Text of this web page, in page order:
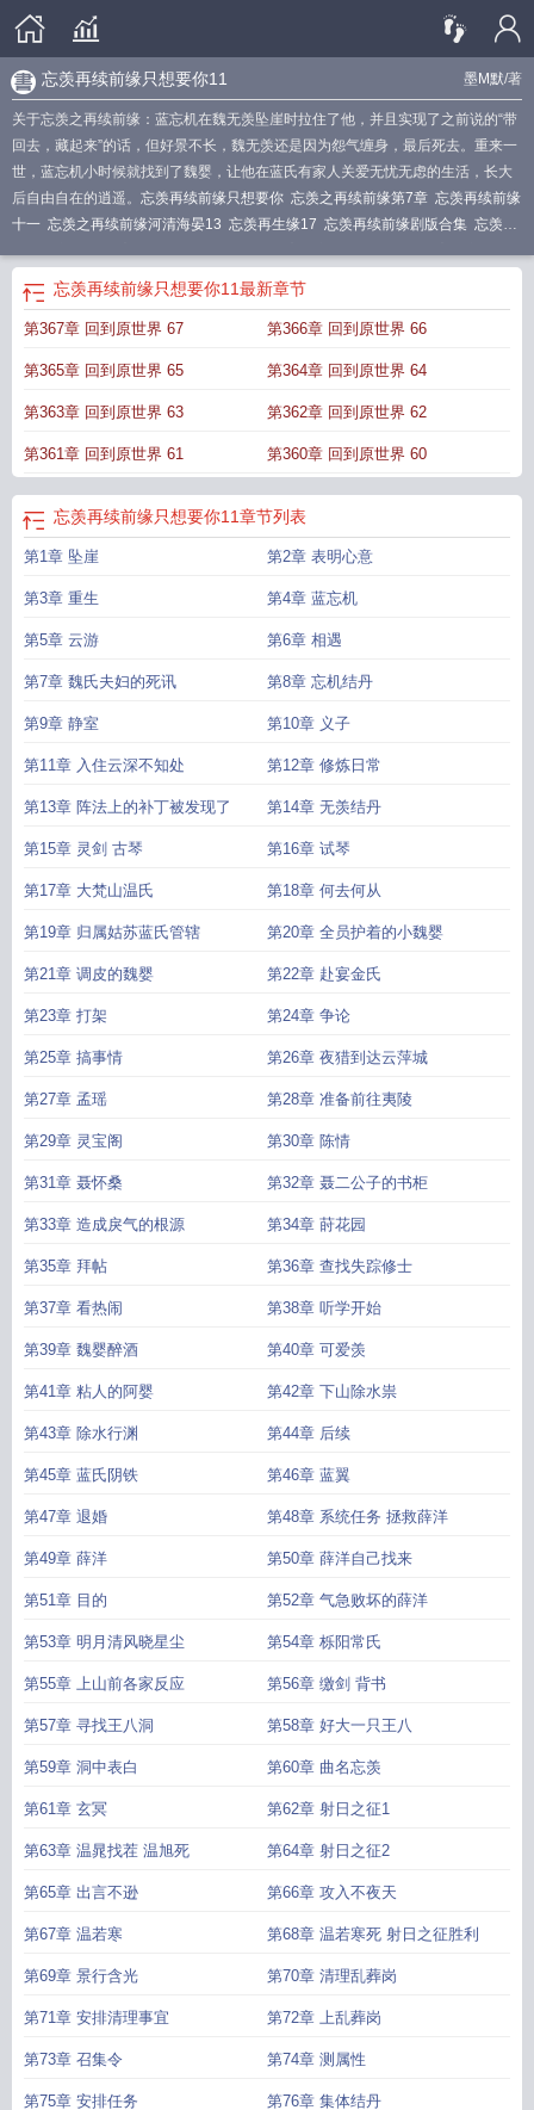
墨M默/著
忘羡再续前缘只想要你11
关于忘羡之再续前缘：蓝忘机在魏无羡坠崖时拉住了他，并且实现了之前说的“带
回去，藏起来”的话，但好景不长，魏无羡还是因为怨气缠身，最后死去。重来一
世，蓝忘机小时候就找到了魏婴，让他在蓝氏有家人关爱无忧无虑的生活，长大
后自由自在的逍遥。 忘羡再续前缘只想要你 忘羡之再续前缘第7章 忘羡再续前缘
十一 忘羡之再续前缘河清海晏13 忘羡再生缘17 忘羡再续前缘剧版合集 忘羡再
缘第十一章
忘羡再续前缘第一章 忘羡再续前缘第37章
81 忘羡现代篇再续前缘完整版
章忘羡之再续前缘版忘羡再续前缘只想要你51忘羡再续前缘之现代篇40
前缘 墨M默忘羡再续前缘版免费观看第二部 忘羡再续前缘5
一章忘羡再续前缘41忘羡再续前缘 忘羡再续前缘版合集忘羡现代再续前缘
你琼楼玉影忘羡之再续前缘第9章 忘羡现代篇之再续前缘1忘羡再续前缘想要的
代篇之再续前21魔道祖师忘羡再续前缘44忘羡文再回首
忘羡再续前缘只想要你11最新章节
第367章 回到原世界 67 第366章 回到原世界 66
第365章 回到原世界 65 第364章 回到原世界 64
第363章 回到原世界 63 第362章 回到原世界 62
第361章 回到原世界 61 第360章 回到原世界 60
忘羡再续前缘只想要你11章节列表
第1章 坠崖 第2章 表明心意
第3章 重生 第4章 蓝忘机
第5章 云游 第6章 相遇
第7章 魏氏夫妇的死讯 第8章 忘机结丹
第9章 静室 第10章 义子
第11章 入住云深不知处 第12章 修炼日常
第13章 阵法上的补丁被发现了 第14章 无羡结丹
第15章 灵剑 古琴 第16章 试琴
第17章 大梵山温氏 第18章 何去何从
第19章 归属姑苏蓝氏管辖 第20章 全员护着的小魏婴
第21章 调皮的魏婴 第22章 赴宴金氏
第23章 打架 第24章 争论
第25章 搞事情 第26章 夜猎到达云萍城
第27章 孟瑶 第28章 准备前往夷陵
第29章 灵宝阁 第30章 陈情
第31章 聂怀桑 第32章 聂二公子的书柜
第33章 造成戾气的根源 第34章 莳花园
第35章 拜帖 第36章 查找失踪修士
第37章 看热闹 第38章 听学开始
第39章 魏婴醉酒 第40章 可爱羡
第41章 粘人的阿婴 第42章 下山除水祟
第43章 除水行渊 第44章 后续
第45章 蓝氏阴铁 第46章 蓝翼
第47章 退婚 第48章 系统任务 拯救薛洋
第49章 薛洋 第50章 薛洋自己找来
第51章 目的 第52章 气急败坏的薛洋
第53章 明月清风晓星尘 第54章 栎阳常氏
第55章 上山前各家反应 第56章 缴剑 背书
第57章 寻找王八洞 第58章 好大一只王八
第59章 洞中表白 第60章 曲名忘羡
第61章 玄冥 第62章 射日之征1
第63章 温晁找茬 温旭死 第64章 射日之征2
第65章 出言不逊 第66章 攻入不夜天
第67章 温若寒 第68章 温若寒死 射日之征胜利
第69章 景行含光 第70章 清理乱葬岗
第71章 安排清理事宜 第72章 上乱葬岗
第73章 召集令 第74章 测属性
第75章 安排任务 第76章 集体结丹